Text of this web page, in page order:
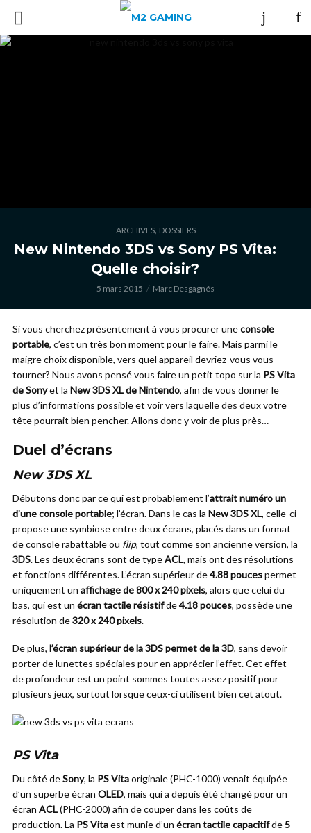
ARCHIVES, DOSSIERS
New Nintendo 3DS vs Sony PS Vita:
Quelle choisir?
5 mars 2015 Marc Desgagnés
Si vous cherchez présentement à vous procurer uneconsole
portable, c’est un très bon moment pour le faire. Mais parmi le
maigre choix disponible, vers quel appareil devriez-vous vous
tourner? Nous avons pensé vous faire un petit topo sur la PS Vita
de Sonyet la New 3DS XL de Nintendo, afin de vous donner le
plus d’informations possible et voir vers laquelle des deux votre
tête pourrait bien pencher. Allons donc y voir de plus près…
Duel d’écrans
New 3DS XL
Débutons donc par ce qui est probablement l’attrait numéro un
d’une console portable; l’écran. Dans le cas la New 3DS XL, celle-ci
propose une symbiose entre deux écrans, placés dans un format
de console rabattable ou flip, tout comme son ancienne version, la
3DS. Les deux écrans sont de typeACL, mais ont des résolutions
et fonctions différentes. L’écran supérieur de4.88 poucespermet
uniquement un affichage de 800 x 240 pixels, alors que celui du
bas, qui est un écran tactile résistifde4.18 pouces, possède une
résolution de320 x 240 pixels.
De plus, l’écran supérieur de la 3DS permet de la 3D, sans devoir
porter de lunettes spéciales pour en apprécier l’effet. Cet effet
de profondeur est un point sommes toutes assez positif pour
plusieurs jeux, surtout lorsque ceux-ci utilisent bien cet atout.
PS Vita
Du côté deSony, la PS Vitaoriginale (PHC-1000) venait équipée
d’un superbe écran OLED, mais qui a depuis été changé pour un
écran ACL(PHC-2000) afin de couper dans les coûts de
production. La PS Vitaest munie d’un écran tactile capacitifde5